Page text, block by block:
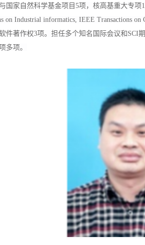
国家自然科学基金项目5项，核高基重大专项
on Industrial informatics, IEEE Transactions
件著作权3项。担任多个知名国际会议和SCI
多项。